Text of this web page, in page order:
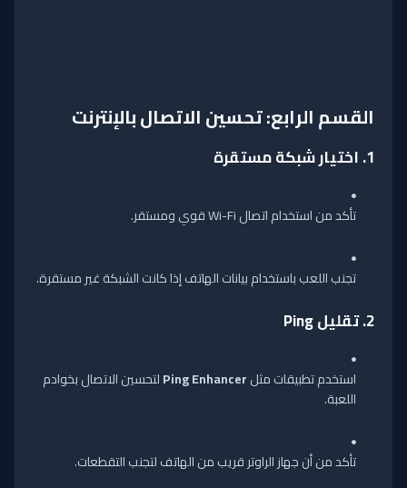
القسم الرابع: تحسين الاتصال بالإنترنت
1. اختيار شبكة مستقرة
تأكد من استخدام اتصال Wi-Fi قوي ومستقر.
تجنب اللعب باستخدام بيانات الهاتف إذا كانت الشبكة غير مستقرة.
2. تقليل Ping
استخدم تطبيقات مثلPing Enhancerلتحسين الاتصال بخوادم
اللعبة.
تأكد من أن جهاز الراوتر قريب من الهاتف لتجنب التقطعات.